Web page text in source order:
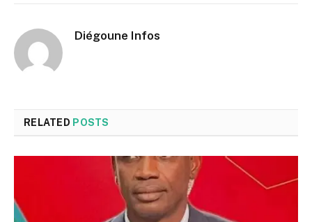
Diégoune Infos
RELATED POSTS